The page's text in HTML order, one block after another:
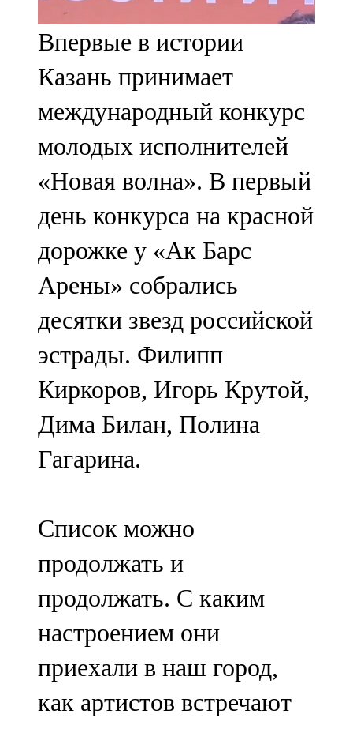
Сарман
107,8 FM
Теләче
106,1 FM
Түбән Кама
102,6 FM
Чирмешән
107,7 FM
Чистай
103,0 FM
Чүпрәле
91,0 FM
Шәмәрдән
102,3 FM
107,0 FM
Яр Чаллы
105,5 FM
Впервые в истории
Казань принимает
международный конкурс
молодых исполнителей
«Новая волна». В первый
день конкурса на красной
дорожке у «Ак Барс
Арены» собрались
десятки звезд российской
эстрады. Филипп
Киркоров, Игорь Крутой,
Дима Билан, Полина
Гагарина.
Список можно
продолжать и
продолжать. С каким
настроением они
приехали в наш город,
как артистов встречают